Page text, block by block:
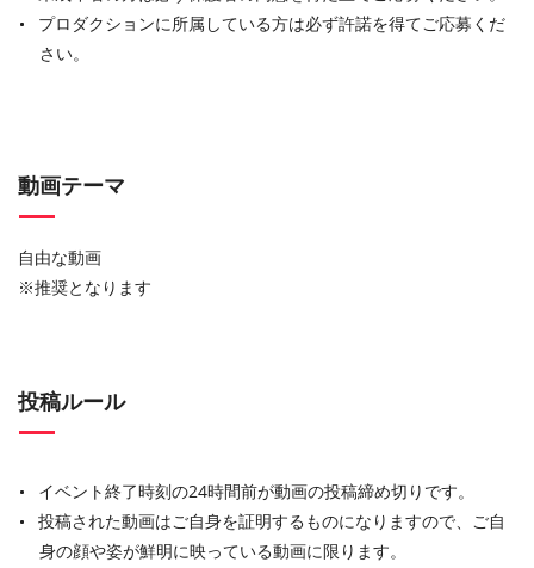
プロダクションに所属している方は必ず許諾を得てご応募くだ
さい。
動画テーマ
自由な動画
※推奨となります
投稿ルール
イベント終了時刻の24時間前が動画の投稿締め切りです。
投稿された動画はご自身を証明するものになりますので、ご自
身の顔や姿が鮮明に映っている動画に限ります。